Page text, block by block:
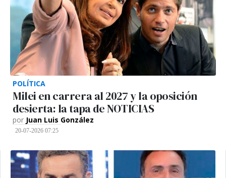
POLÍTICA
Milei en carrera al 2027 y la oposición
desierta: la tapa de NOTICIAS
por Juan Luis González
20-07-2026 07:25